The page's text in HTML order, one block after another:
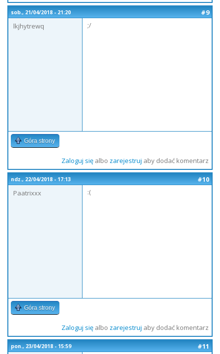
sob., 21/04/2018 - 21:20
#9
lkjhytrewq
;/
Góra strony
Zaloguj sięalbo zarejestruj aby dodać komentarz
ndz., 22/04/2018 - 17:13
#10
Paatrixxx
:(
Góra strony
Zaloguj sięalbo zarejestruj aby dodać komentarz
pon., 23/04/2018 - 15:59
#11